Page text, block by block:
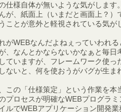
仕様自体が無いような気がします
が、紙面上（いまだと画面上？）
ことが意外と軽視されている気が
がWEBなんだよねぇっていわれ
、なんとかならないかなぁと毎
ていますが、フレームワーク使
ないと、何を使おうがバグが生ま
この「仕様策定」という作業を
プロセスが明確なWEBプログラ
ルでWEBアプリケーション開発